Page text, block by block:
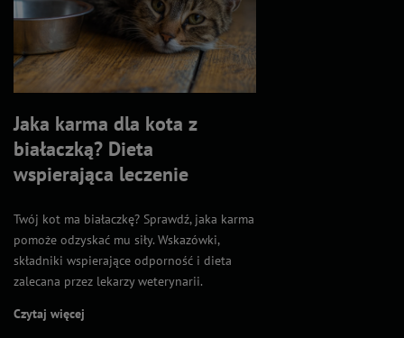
Jaka karma dla kota z
białaczką? Dieta
wspierająca leczenie
Twój kot ma białaczkę? Sprawdź, jaka karma
pomoże odzyskać mu siły. Wskazówki,
składniki wspierające odporność i dieta
zalecana przez lekarzy weterynarii.
Czytaj więcej